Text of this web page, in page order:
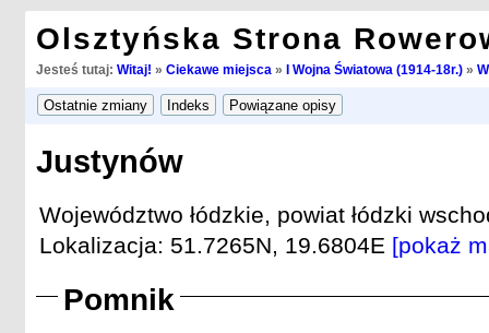
Olsztyńska Strona
Jesteś tutaj: Witaj! » Ciekawe miejsca » I Wojna Światowa (1914-18r.)»
Justynów
Województwo łódzkie, powiat łódzki
Lokalizacja: 51.7265N, 19.6804E [pokaż
Pomnik